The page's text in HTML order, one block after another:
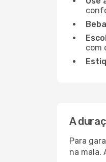
com
A
Para
na mala.